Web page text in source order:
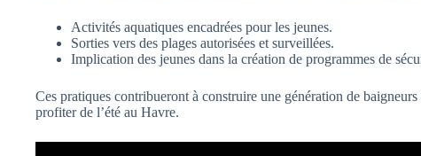
Activités aquatiques encadrées pour les jeunes.
Sorties vers des plages autorisées et surveillées.
Implication des jeunes dans la création de programmes de
Ces pratiques contribueront à construire une génération de
profiter de l’été au Havre.